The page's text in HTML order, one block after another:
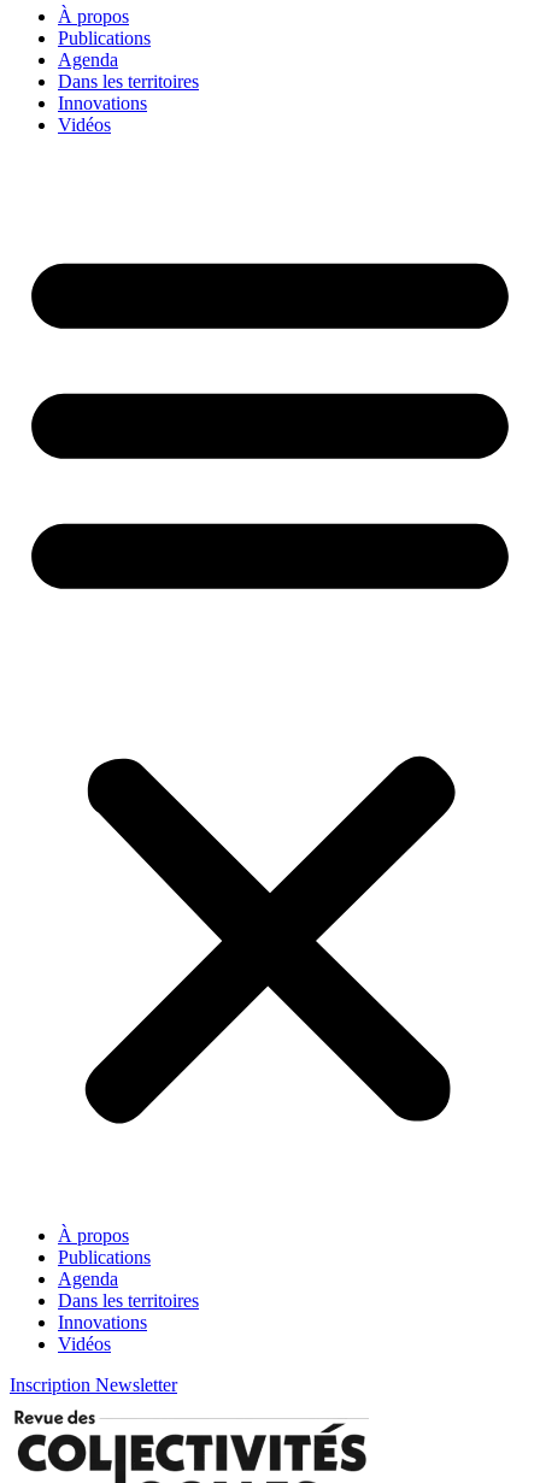
À propos
Publications
Agenda
Dans les territoires
Innovations
Vidéos
À propos
Publications
Agenda
Dans les territoires
Innovations
Vidéos
Inscription Newsletter